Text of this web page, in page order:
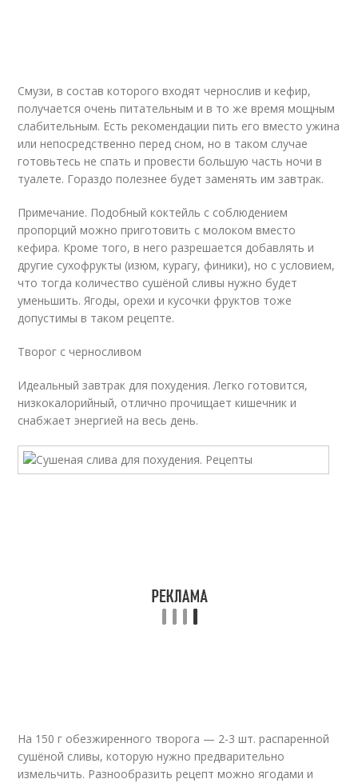
Смузи, в состав которого входят чернослив и кефир,
получается очень питательным и в то же время мощным
слабительным. Есть рекомендации пить его вместо ужина
или непосредственно перед сном, но в таком случае
готовьтесь не спать и провести большую часть ночи в
туалете. Гораздо полезнее будет заменять им завтрак.
Примечание. Подобный коктейль с соблюдением
пропорций можно приготовить с молоком вместо
кефира. Кроме того, в него разрешается добавлять и
другие сухофрукты (изюм, курагу, финики), но с условием,
что тогда количество сушёной сливы нужно будет
уменьшить. Ягоды, орехи и кусочки фруктов тоже
допустимы в таком рецепте.
Творог с черносливом
Идеальный завтрак для похудения. Легко готовится,
низкокалорийный, отлично прочищает кишечник и
снабжает энергией на весь день.
На 150 г обезжиренного творога — 2-3 шт. распаренной
сушёной сливы, которую нужно предварительно
измельчить. Разнообразить рецепт можно ягодами и